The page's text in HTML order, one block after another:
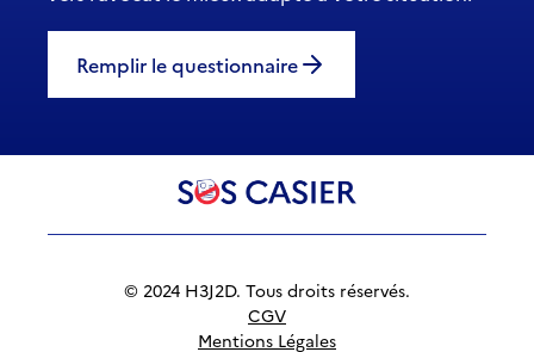
Remplir le questionnaire
© 2024 H3J2D. Tous droits réservés.
CGV
Mentions Légales